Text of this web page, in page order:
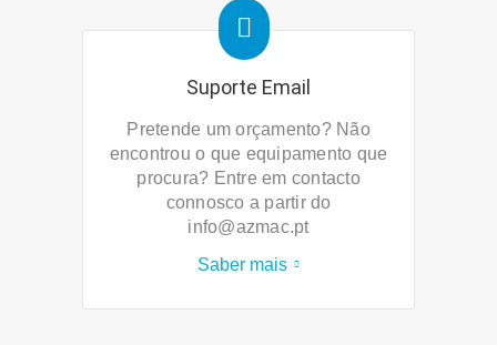
Suporte Email
Pretende um orçamento? Não
encontrou o que equipamento que
procura? Entre em contacto
connosco a partir do
info@azmac.pt
Saber mais